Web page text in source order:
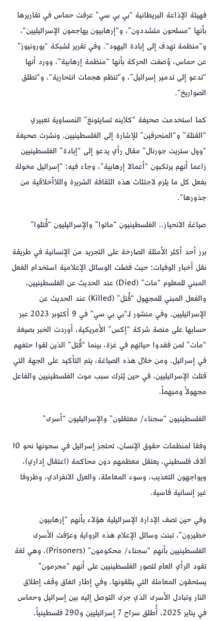
فهيئة الإذاعة البريطانية “بي بي سي” عرفت حماس في تقاريرها
بأنها “مسلحون متشددون”، و“إرهابيون يهاجمون الإسرائيليين“،
و“منظمة تهدف إلى إبادة اليهود“. وفي تقرير لشبكة “يورونيوز”
عن حماس، وُصفت الحركة بأنها “منظمة إرهابية”، وورد أنها
“تدعو إلى تدمير إسرائيل”، و“تنظم هجمات انتحارية“، و“تطلق
الصواريخ“.
كما استخدمت صحيفة “كلاينه تسايتونغ” النمساوية تعبيري
“القتلة” و“المنحرفين” للإشارة إلى الفلسطينيين. ونشرت صحيفة
“وول ستريت جورنال” مقال رأي يدعو إلى “إبادة” الفلسطينيين
زاعما أنهم يرتكبون “أعمالا إرهابية”، وجاء فيه: “إسرائيل مخولة
بفعل كل ما يلزم لاجتثاث هذه الثقافة الشريرة واللاأخلاقية من
جذورها”.
صياغة الانحياز.. الفلسطينيون “ماتوا” والإسرائيليون “قُتلوا”
برز أحد أكثر الأمثلة الصارخة على التجريد من الإنسانية في طريقة
نقل أخبار الوفيات؛ حيث فضلت الوسائل الإعلامية استخدام الفعل
المبني للمعلوم “مات” (Died) عند الحديث عن الفلسطينيين،
والفعل المبني للمجهول “قُتل” (Killed) عند الحديث عن
الإسرائيليين. وفي منشور لـ“بي بي سي” في 9 أكتوبر 2023 عبر
حسابها على منصة شركة “إكس” الأمريكية، أوردت الخبر بصيغة
“مات” لمن فقدوا حياتهم في غزة، بينما “قُتل” الذين لقوا حتفهم
في إسرائيل. ومن خلال هذه الصياغة، يتم التأكيد على الجهة التي
قتلت الإسرائيليين، في حين يُترك سبب موت الفلسطينيين والفاعل
مجهولاً ومبهماً.
الفلسطينيون “سجناء/ معتقلون” والإسرائيليون “أسرى”
وفقا لمنظمات حقوق الإنسان، تحتجز إسرائيل في سجونها نحو 10
آلاف فلسطيني، يعتقل معظمهم دون محاكمة (اعتقال إداري)،
ويواجهون التعذيب، وسوء المعاملة، والعزل الانفرادي، وظروفا
غير إنسانية قاسية.
وفي حين تصف الإدارة الإسرائيلية هؤلاء بأنهم “إرهابيون
خطيرون”، تبنت وسائل الإعلام هذه الرواية وعرّفت الأسرى
الفلسطينيين بأنهم “سجناء/ محكومون” (Prisoners)، وهي لغة
تقود الرأي العام لتصور الفلسطينيين على أنهم “مجرمون”
يستحقون المعاملة التي يتلقونها. وفي إطار اتفاق وقف إطلاق
النار وتبادل الأسرى الذي جرى التوصل إليه بين إسرائيل وحماس
في يناير 2025، أُطلق سراح 7 إسرائيليين و290 فلسطينياً.